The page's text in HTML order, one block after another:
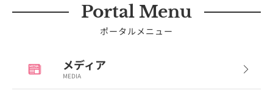
Portal Menu
ポータルメニュー
メディア
MEDIA